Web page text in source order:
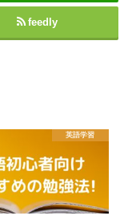
feedly
英語学習